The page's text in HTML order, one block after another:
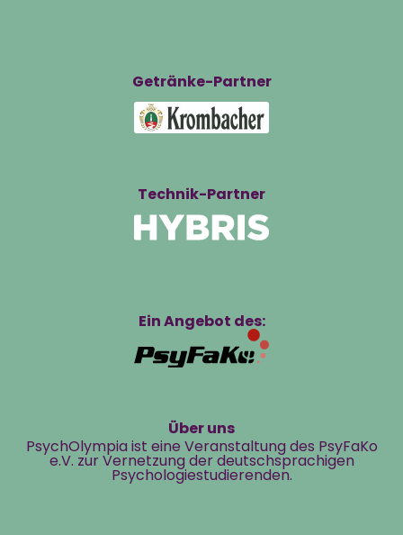
Getränke-Partner
Technik-Partner
Ein Angebot des:
Über uns
PsychOlympia ist eine Veranstaltung des PsyFaKo
e.V. zur Vernetzung der deutschsprachigen
Psychologiestudierenden.